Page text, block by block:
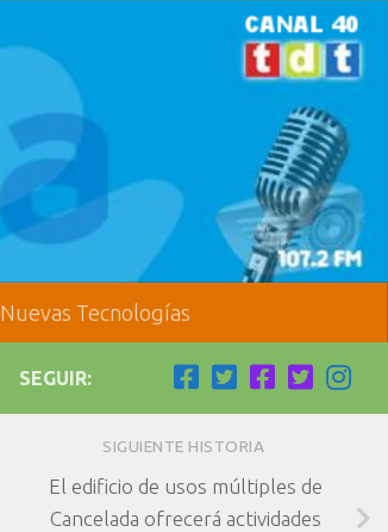
Nuevas Tecnologías
SEGUIR:
SIGUIENTE HISTORIA
El edificio de usos múltiples de
Cancelada ofrecerá actividades